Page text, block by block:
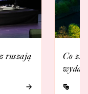
ruszają
Co